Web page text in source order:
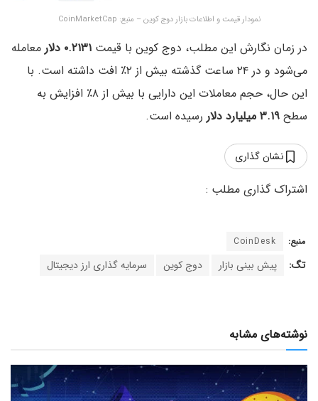
نمودار قیمت و اطلاعات بازار دوج کوین – منبع: CoinMarketCap
در زمان نگارش این مطلب، دوج کوین با قیمت ۰.۲۱۳۱ دلار
معامله
می‌شود و در ۲۴ ساعت گذشته بیش از ۲٪ افت داشته است. با
این حال، حجم معاملات این دارایی با بیش از ۸٪ افزایش به
سطح ۳.۱۹ میلیارد دلار رسیده است.
نشان گذاری
منبع: CoinDesk
تگ: پیش بینی بازار دوج کوین سرمایه گذاری ارز دیجیتال
نوشته‌های مشابه